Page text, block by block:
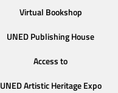
Virtual Bookshop
UNED Publishing House
Access to
UNED Artistic Heritage Expo